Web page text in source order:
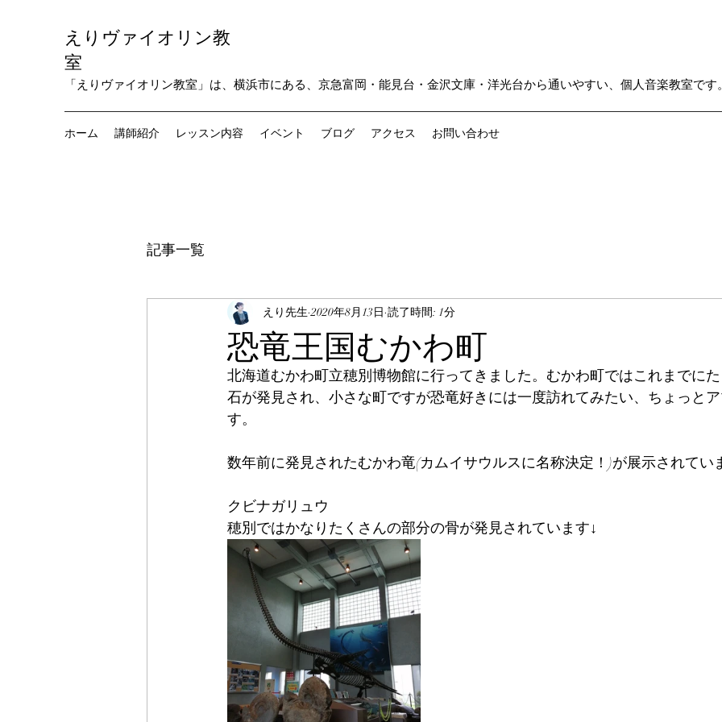
えりヴァイオリン教
室
「えりヴァイオリン教室」は、横浜市にある、京急富岡・能見台・金沢文庫・洋光台から通いやすい、個人音楽教室です
ホーム 講師紹介 レッスン内容 イベント ブログ アクセス お問い合わせ
記事一覧
恐竜王国むかわ町
えり先生 2020年8月13日 読了時間: 1分
北海道むかわ町立穂別博物館に行ってきました。むかわ町ではこれまでに
石が発見され、小さな町ですが恐竜好きには一度訪れてみたい、ちょっと
す。
数年前に発見されたむかわ竜(カムイサウルスに名称決定！)が展示されてい
クビナガリュウ
穂別ではかなりたくさんの部分の骨が発見されています↓